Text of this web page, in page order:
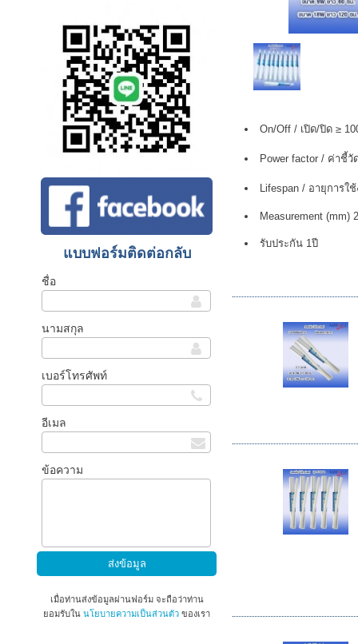
แบบฟอร์มติดต่อกลับ
ชื่อ
นามสกุล
เบอร์โทรศัพท์
อีเมล
ข้อความ
เมื่อท่านส่งข้อมูลผ่านฟอร์ม จะถือว่าท่าน
ยอมรับใน นโยบายความเป็นส่วนตัวของเรา
On/Off / เปิด/ปิด ≥
Power factor / ค่าชี้วั
Lifespan / อายุการใ
Measurement (mm)
รับประกัน 1ปี